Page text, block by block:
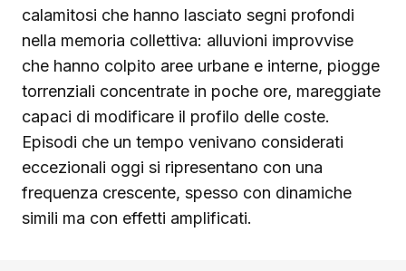
calamitosi che hanno lasciato segni profondi
nella memoria collettiva: alluvioni improvvise
che hanno colpito aree urbane e interne, piogge
torrenziali concentrate in poche ore, mareggiate
capaci di modificare il profilo delle coste.
Episodi che un tempo venivano considerati
eccezionali oggi si ripresentano con una
frequenza crescente, spesso con dinamiche
simili ma con effetti amplificati.